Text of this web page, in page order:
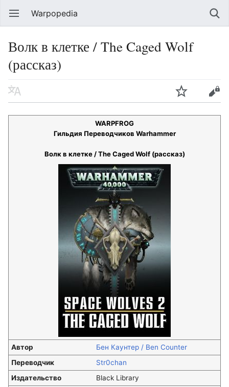
Warpopedia
Волк в клетке / The Caged Wolf
(рассказ)
WARPFROG
Гильдия Переводчиков Warhammer
Волк в клетке / The Caged Wolf (рассказ)
Автор
Бен Каунтер / Ben Counter
Переводчик
Str0chan
Издательство
Black Library